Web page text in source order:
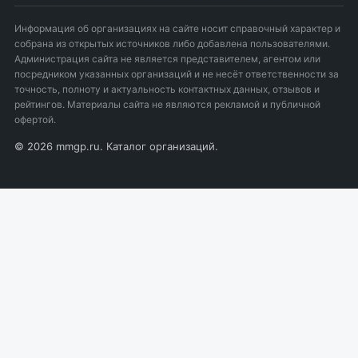
Информация об организациях на сайте носит справочный характер и
собрана из открытых источников либо добавлена пользователями.
Администрация сайта не является представителем, агентом или
посредником указанных организаций и не несёт ответственности за
точность, полноту и актуальность контактных данных, отзывов и
рейтингов. Материалы сайта не являются рекламой и публичной
офертой.
© 2026 mmgp.ru. Каталог организаций.